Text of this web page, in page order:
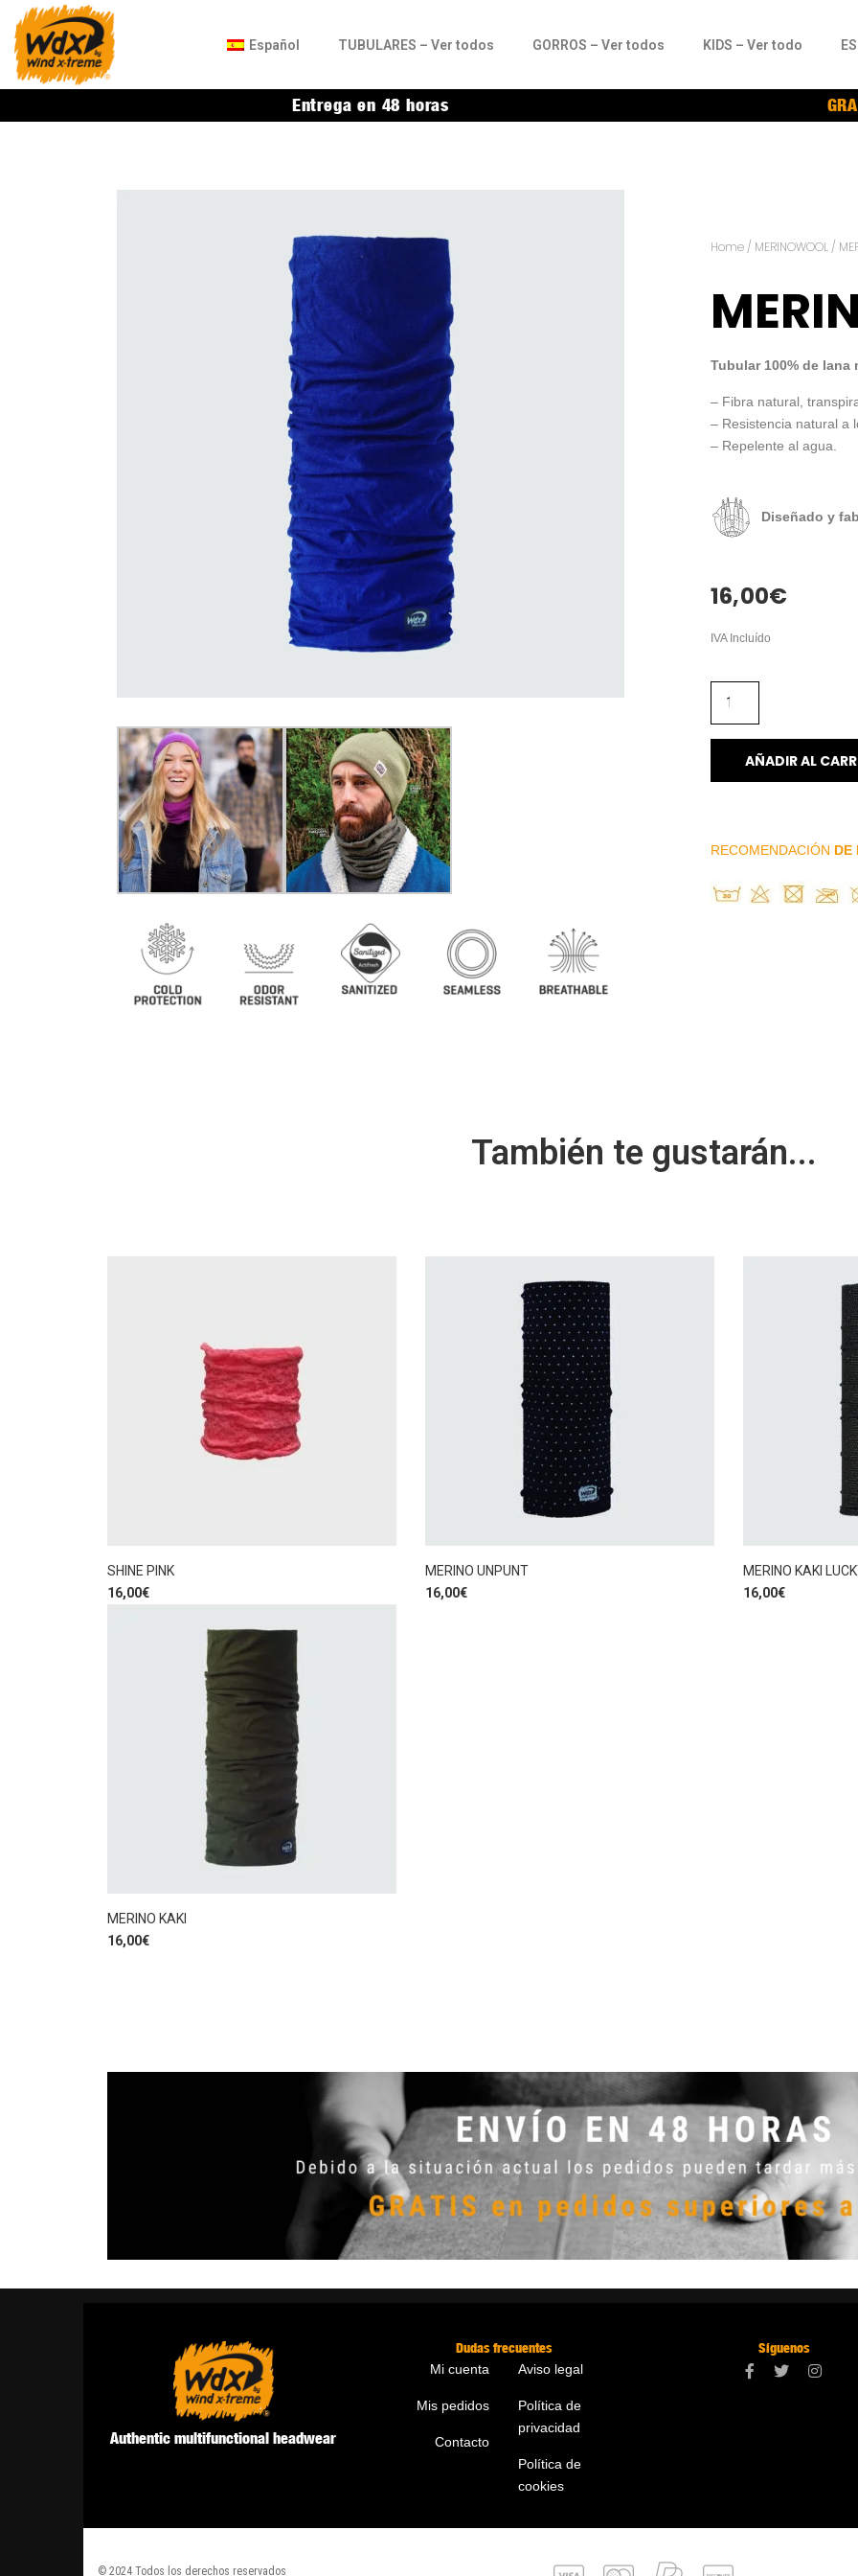
Español TUBULARES – Ver todos GORROS – Ver todos KIDS – Ver todo
Entrega en 48 horas
Home / MERINOWOOL /
Tubular 100% de lana
– Fibra natural,
– Resistencia natural a
– Repelente al agua.
Diseñado y
16,00€
IVA Incluído
AÑADIR AL
RECOMENDACIÓN DE
También te gustarán...
SHINE PINK
16,00€
MERINO UNPUNT
16,00€
MERINO KAKI
16,00€
MERINO KAKI
16,00€
Authentic multifunctional headwear
Dudas frecuentes
Mi cuenta
Mis pedidos
Contacto
Aviso legal
Política de
privacidad
Política de
cookies
Síguenos
© 2024 Todos los derechos reservados